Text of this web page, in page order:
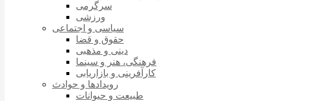
سرگرمی
ورزشی
سیاسی و اجتماعی
حقوق و قضا
دینی و مذهبی
فرهنگی، هنر و سینما
کارآفرینی و بازاریابی
رویدادها و حوادث
طبیعت و حیوانات